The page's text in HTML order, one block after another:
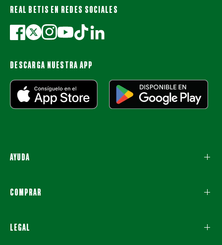
REAL BETIS EN REDES SOCIALES
DESCARGA NUESTRA APP
AYUDA
COMPRAR
LEGAL